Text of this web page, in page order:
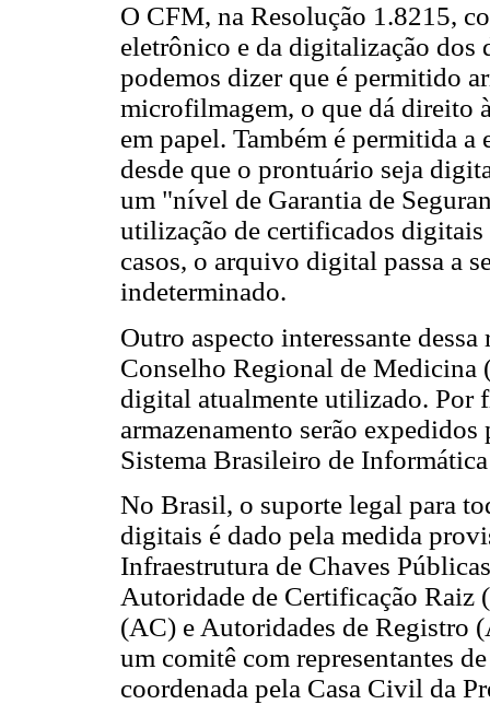
O CFM, na Resolução 1.8215,
eletrônico e da digitalização dos
podemos dizer que é permitido
microfilmagem, o que dá direito
em papel. Também é permitida
desde que o prontuário seja
um "nível de Garantia de
utilização de certificados
casos, o arquivo digital passa a
indeterminado.
Outro aspecto interessante
Conselho Regional de
digital atualmente utilizado. Por
armazenamento serão
Sistema Brasileiro de
No Brasil, o suporte legal para
digitais é dado pela medida
Infraestrutura de Chaves
Autoridade de Certificação Raiz
(AC) e Autoridades de Registro
um comitê com representantes
coordenada pela Casa Civil da